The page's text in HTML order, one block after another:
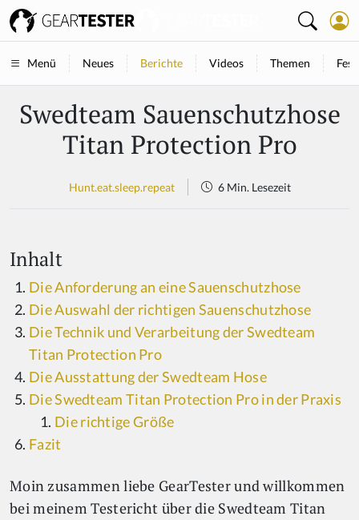
Menü Neues Berichte Videos Themen
Swedteam Sauenschutzhose
Titan Protection Pro
Hunt.eat.sleep.repeat 6 Min. Lesezeit
Inhalt
Die Anforderung an eine Sauenschutzhose
Die Auswahl der richtigen Sauenschutzhose
Die Technik und Verarbeitung der Swedteam
Titan Protection Pro
Die Ausstattung der Swedteam Hose
Die Swedteam Titan Protection Pro in der Praxis
Die richtige Größe
Fazit
Moin zusammen liebe GearTester und willkommen
bei meinem Testericht über die Swedteam Titan